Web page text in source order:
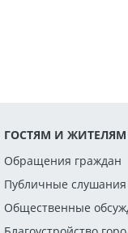
ГОСТЯМ И ЖИТЕЛЯМ
Обращения граждан
Публичные слушания
Общественные